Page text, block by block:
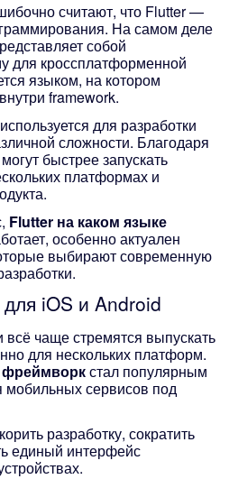
считают, что Flutter —
На самом деле
собой
для кроссплатформенной
языком, на котором
framework.
для разработки
сложности. Благодаря
быстрее запускать
платформах и
Flutter на каком языке
особенно актуален
выбирают современную
для iOS и Android
чаще стремятся выпускать
для нескольких платформ.
фреймворкстал популярным
сервисов под
разработку, сократить
единый интерфейс